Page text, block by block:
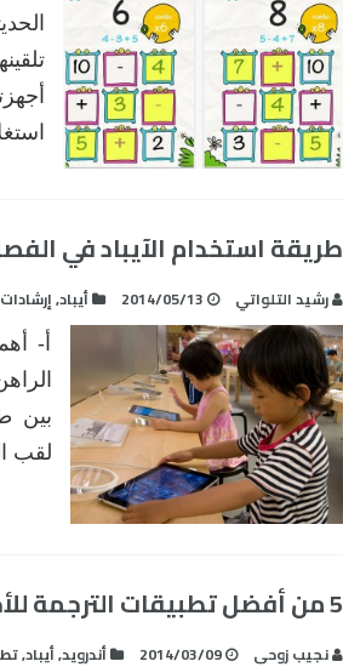
طريقة استخدام الآيباد في
رشيد التلواتي 2014/05/13 أيباد,إرشادات
أ-
بين
لقب
5 من أفضل تطبيقات الترجمة للأجهزة الذكية
نجيب زوحى 2014/03/09 أندرويد,أيباد,